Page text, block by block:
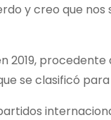
y creo que
2019,
se clasificó